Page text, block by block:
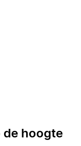
de hoogte